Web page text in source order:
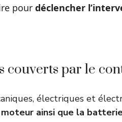
pour déclencher
couverts par le
électriques et
ainsi que la